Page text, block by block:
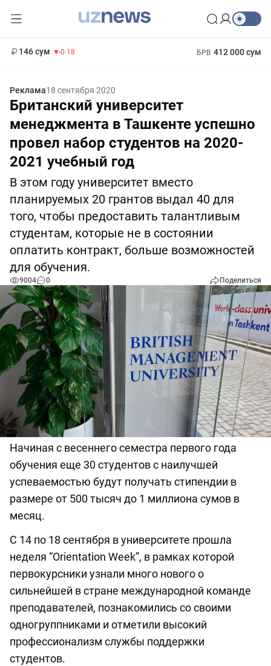
146 сум -0.18 БРВ 412 000 сум
Реклама18 сентября 2020
Британский университет
менеджмента в Ташкенте успешно
провел набор студентов на 2020-
2021 учебный год
В этом году университет вместо
планируемых 20 грантов выдал 40 для
того, чтобы предоставить талантливым
студентам, которые не в состоянии
оплатить контракт, больше возможностей
для обучения.
9004 0 Поделиться
Начиная с весеннего семестра первого года
обучения еще 30 студентов с наилучшей
успеваемостью будут получать стипендии в
размере от 500 тысяч до 1 миллиона сумов в
месяц.
С 14 по 18 сентября в университете прошла
неделя “Orientation Week”, в рамках которой
первокурсники узнали много нового о
сильнейшей в стране международной команде
преподавателей, познакомились со своими
одногруппниками и отметили высокий
профессионализм службы поддержки
студентов.